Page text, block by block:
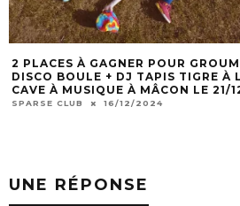
2 PLACES À GAGNER POUR
DISCO BOULE + DJ TAPIS TIGRE À
CAVE À MUSIQUE À MÂCON LE 21/
SPARSE CLUB 16/12/2024
UNE RÉPONSE